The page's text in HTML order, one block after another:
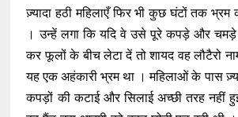
ज़्यादा हठी महिलाएँ फिर भी कुछ घंटों तक भ्रम
। उन्हें लगा कि यदि वे उसे पूरे कपड़े और चमड़े
कर फूलों के बीच लेटा दें तो शायद वह लौटैरो
यह एक अहंकारी भ्रम था । महिलाओं के पास
कपड़ों की कटाई और सिलाई अच्छी तरह नहीं